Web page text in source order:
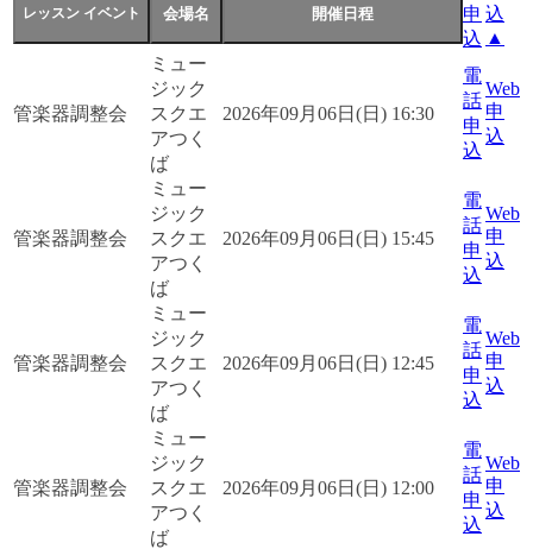
申
込
込
▲
管楽器調整会
ミュー
ジック
スクエ
アつく
ば
2026年09月06日(日) 16:30
電
話
申
込
Web
申
込
管楽器調整会
ミュー
ジック
スクエ
アつく
ば
2026年09月06日(日) 15:45
電
話
申
込
Web
申
込
管楽器調整会
ミュー
ジック
スクエ
アつく
ば
2026年09月06日(日) 12:45
電
話
申
込
Web
申
込
管楽器調整会
ミュー
ジック
スクエ
アつく
ば
2026年09月06日(日) 12:00
電
話
申
込
Web
申
込